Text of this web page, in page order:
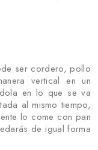
ser cordero, pollo
vertical en un
en lo que se va
al mismo tiempo,
lo come con pan
de igual forma